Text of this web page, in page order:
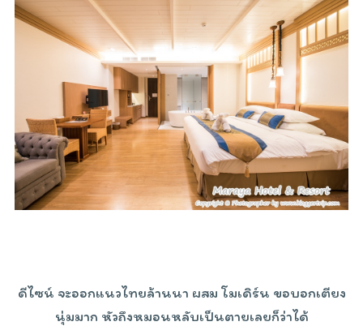
ดีไซน์ จะออกแนวไทยล้านนา ผสม โมเดิร์น ขอบอกเตียง
นุ่มมาก หัวถึงหมอนหลับเป็นตายเลยก็ว่าได้